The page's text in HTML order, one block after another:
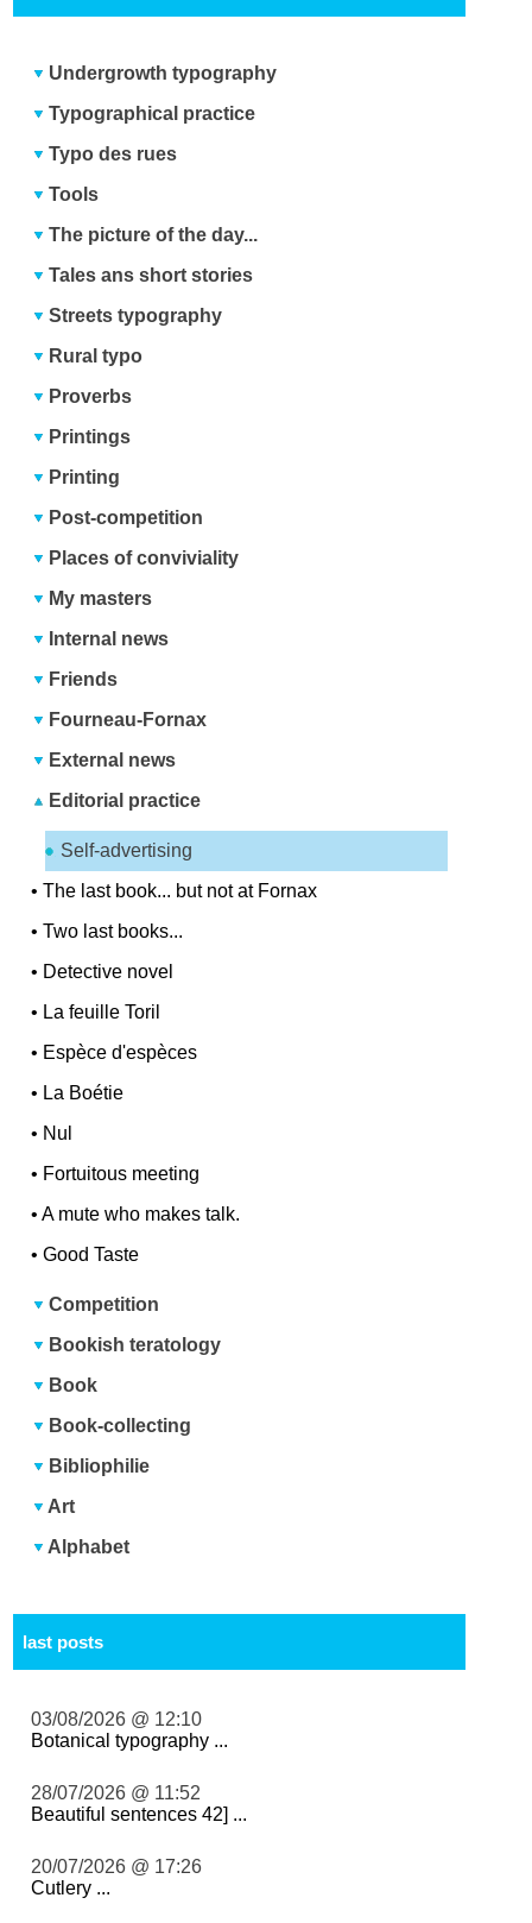
Undergrowth typography
Typographical practice
Typo des rues
Tools
The picture of the day...
Tales ans short stories
Streets typography
Rural typo
Proverbs
Printings
Printing
Post-competition
Places of conviviality
My masters
Internal news
Friends
Fourneau-Fornax
External news
Editorial practice
Self-advertising
•The last book... but not at Fornax
•Two last books...
• Detective novel
• La feuille Toril
• Espèce d'espèces
• La Boétie
• Nul
• Fortuitous meeting
•A mute who makes talk.
•Good Taste
Competition
Bookish teratology
Book
Book-collecting
Bibliophilie
Art
Alphabet
last posts
03/08/2026 @ 12:10
Botanical typography ...
28/07/2026 @ 11:52
Beautiful sentences 42] ...
20/07/2026 @ 17:26
Cutlery ...